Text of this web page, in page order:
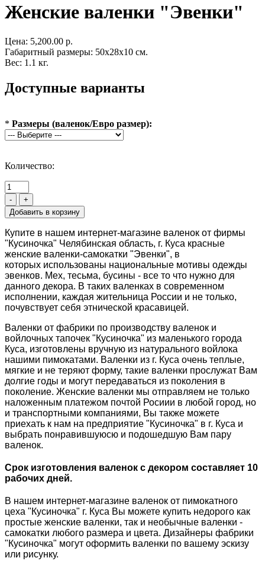
Женские валенки "Эвенки"
Цена: 5,200.00 р.
Габаритный размеры: 50x28x10 см.
Вес: 1.1 кг.
Доступные варианты
* Размеры (валенок/Евро размер):
Количество:
- +
Купите в нашем интернет-магазине валенок от фирмы
"Кусиночка" Челябинская область, г. Куса красные
женские валенки-самокатки "Эвенки", в
которых использованы национальные мотивы одежды
эвенков. Мех, тесьма, бусины - все то что нужно для
данного декора. В таких валенках в современном
исполнении, каждая жительница России и не только,
почувствует себя этнической красавицей.
Валенки от фабрики по производству валенок и
войлочных тапочек "Кусиночка" из маленького города
Куса, изготовлены вручную из натурального войлока
нашими пимокатами. Валенки из г. Куса очень теплые,
мягкие и не теряют форму, такие валенки прослужат Вам
долгие годы и могут передаваться из поколения в
поколение. Женские валенки мы отправляем не только
наложенным платежом почтой Росиии в любой город, но
и транспортными компаниями, Вы также можете
приехать к нам на предприятие "Кусиночка" в г. Куса и
выбрать понравившуюсю и подошедшую Вам пару
валенок.
Срок изготовления валенок с декором составляет 10
рабочих дней.
В нашем интернет-магазине валенок от пимокатного
цеха "Кусиночка" г. Куса Вы можете купить недорого как
простые женские валенки, так и необычные валенки -
самокатки любого размера и цвета. Дизайнеры фабрики
"Кусиночка" могут оформить валенки по вашему эскизу
или рисунку.